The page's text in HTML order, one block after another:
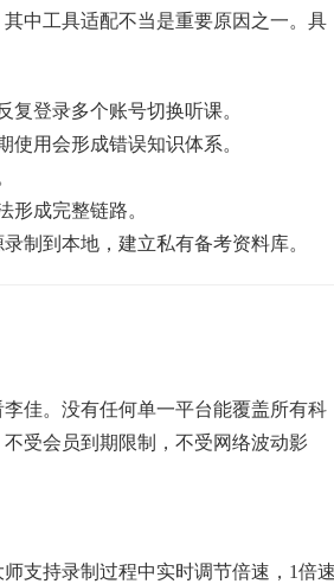
中工具适配不当是重要原因之一。具
复登录多个账号切换听课。
使用会形成错误知识体系。
形成完整链路。
制到本地，建立私有备考资料库。
佳。没有任何单一平台能覆盖所有科
受会员到期限制，不受网络波动影
支持录制过程中实时调节倍速，1倍